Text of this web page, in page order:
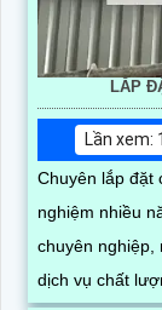
LẮP
Lần xem:
Chuyên lắp đặt
nghiệm nhiều năm trong
chuyên nghiệp,
dịch vụ chất